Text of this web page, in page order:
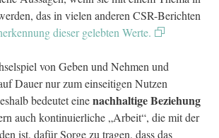
das in vielen anderen CSR-Berichten
dieser gelebten Werte.
von Geben und Nehmen und
Dauer nur zum einseitigen Nutzen
bedeutet einenachhaltige Beziehung
auch kontinuierliche „Arbeit“, die mit der
ist, dafür Sorge zu tragen, dass das